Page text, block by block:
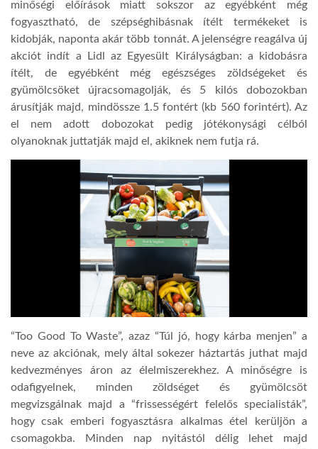
AFRIKA TUDÁSTÁR
A NAP SZÉPE
GLOBOZSARU
DOBRAVERO.HU
minőségi előírások miatt sokszor az egyébként még
fogyasztható, de szépséghibásnak ítélt termékeket is
kidobják, naponta akár több tonnát. A jelenségre reagálva új
akciót indít a Lidl az Egyesült Királyságban: a kidobásra
ítélt, de egyébként még egészséges zöldségeket és
gyümölcsöket újracsomagolják, és 5 kilós dobozokban
árusítják majd, mindössze 1.5 fontért (kb 560 forintért). Az
el nem adott dobozokat pedig jótékonysági célból
olyanoknak juttatják majd el, akiknek nem futja rá.
“Too Good To Waste”, azaz “Túl jó, hogy kárba menjen” a
neve az akciónak, mely által sokezer háztartás juthat majd
kedvezményes áron az élelmiszerekhez. A minőségre is
odafigyelnek, minden zöldséget és gyümölcsöt
megvizsgálnak majd a “frissességért felelős specialisták”,
hogy csak emberi fogyasztásra alkalmas étel kerüljön a
csomagokba. Minden nap nyitástól délig lehet majd